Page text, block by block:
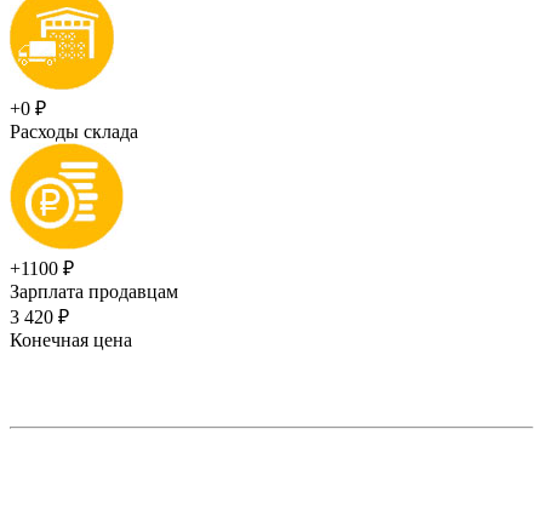
+0 ₽
Расходы склада
+1100 ₽
Зарплата продавцам
3 420 ₽
Конечная цена